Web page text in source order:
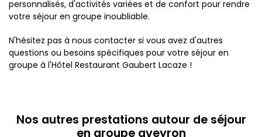
personnalisés, d'activités variées et de confort pour rendre
votre séjour en groupe inoubliable.
N'hésitez pas à nous contacter si vous avez d'autres
questions ou besoins spécifiques pour votre séjour en
groupe à l'Hôtel Restaurant Gaubert Lacaze !
Nos autres prestations autour de séjour
en groupe aveyron